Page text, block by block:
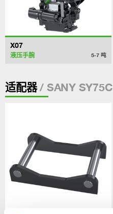
X07
液压手腕 5-7 吨
适配器/ SANY SY75C